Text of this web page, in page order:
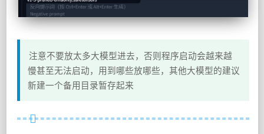
注意不要放太多大模型进去，否则程序启动会越来越
慢甚至无法启动，用到哪些放哪些，其他大模型的建议
新建一个备用目录暂存起来